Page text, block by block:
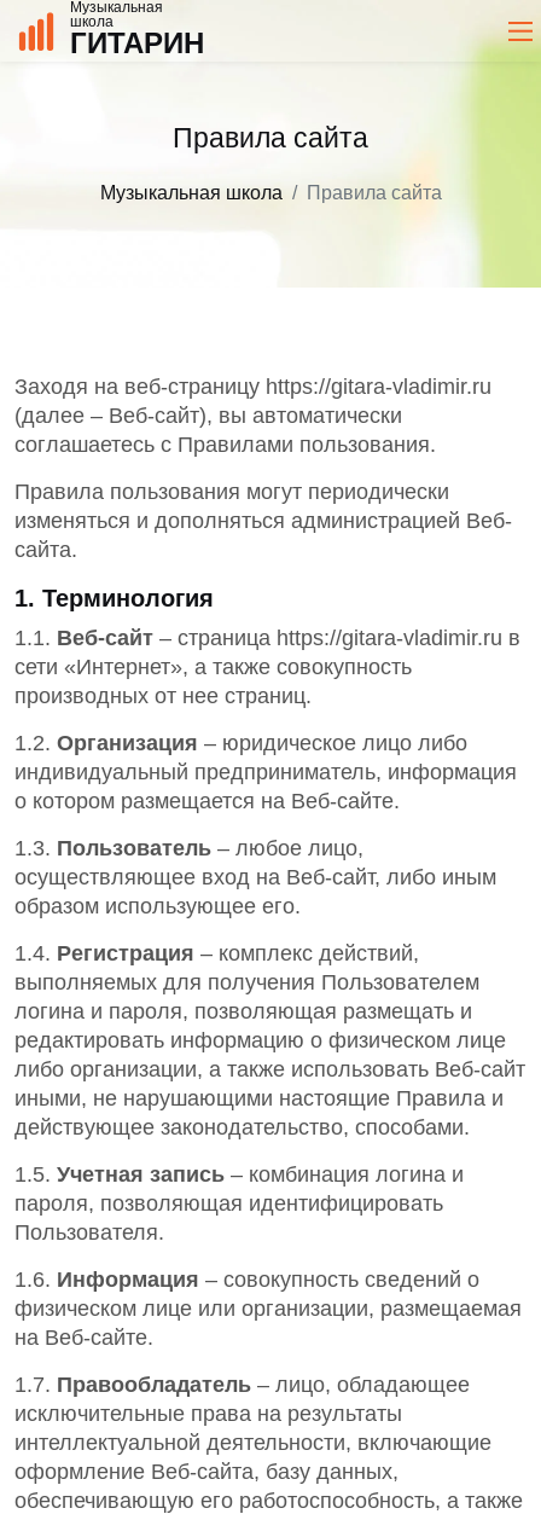
Музыкальная
школа
ГИТАРИН
Правила сайта
Музыкальная школа Правила сайта
Заходя на веб-страницу https://gitara-vladimir.ru
(далее – Веб-сайт), вы автоматически
соглашаетесь с Правилами пользования.
Правила пользования могут периодически
изменяться и дополняться администрацией Веб-
сайта.
1. Терминология
1.1. Веб-сайт – страница https://gitara-vladimir.ru в
сети «Интернет», а также совокупность
производных от нее страниц.
1.2. Организация – юридическое лицо либо
индивидуальный предприниматель, информация
о котором размещается на Веб-сайте.
1.3. Пользователь – любое лицо,
осуществляющее вход на Веб-сайт, либо иным
образом использующее его.
1.4. Регистрация – комплекс действий,
выполняемых для получения Пользователем
логина и пароля, позволяющая размещать и
редактировать информацию о физическом лице
либо организации, а также использовать Веб-сайт
иными, не нарушающими настоящие Правила и
действующее законодательство, способами.
1.5. Учетная запись – комбинация логина и
пароля, позволяющая идентифицировать
Пользователя.
1.6. Информация – совокупность сведений о
физическом лице или организации, размещаемая
на Веб-сайте.
1.7. Правообладатель – лицо, обладающее
исключительные права на результаты
интеллектуальной деятельности, включающие
оформление Веб-сайта, базу данных,
обеспечивающую его работоспособность, а также